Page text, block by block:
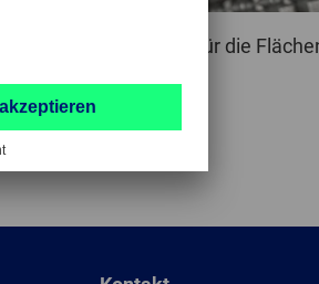
Entgraten, für die
Siehier.